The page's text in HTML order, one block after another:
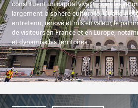
constituent un capital vivant, dont les
largement la sphère culturelle. Quand il
entretenu, rénové et mis en valeur, le
de visiteurs en France et en Europe,
et dynamise les territoires.